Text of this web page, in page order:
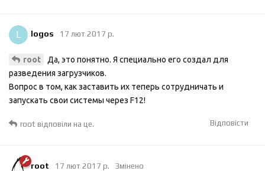
L logos 17 лют 2017 р.
root
Да, это понятно. Я специально его создал для
разведения загрузчиков.
Вопрос в том, как заставить их теперь сотрудничать и
запускать свои системы через F12!
Відповісти
root відповіли на це.
root 17 лют 2017 р. Змінено